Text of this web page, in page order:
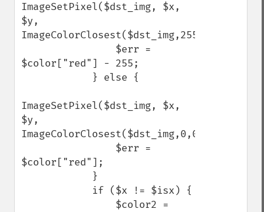
ImageSetPixel($dst_img, $x,
$y,
ImageColorClosest($dst_img,255,255,255));
$color["red"] - 255;
ImageSetPixel($dst_img, $x,
$y,
ImageColorClosest($dst_img,0,0,0));
$color["red"];